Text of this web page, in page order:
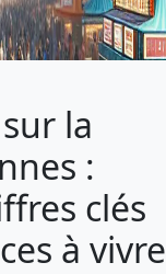
la
:
clés
à vivre